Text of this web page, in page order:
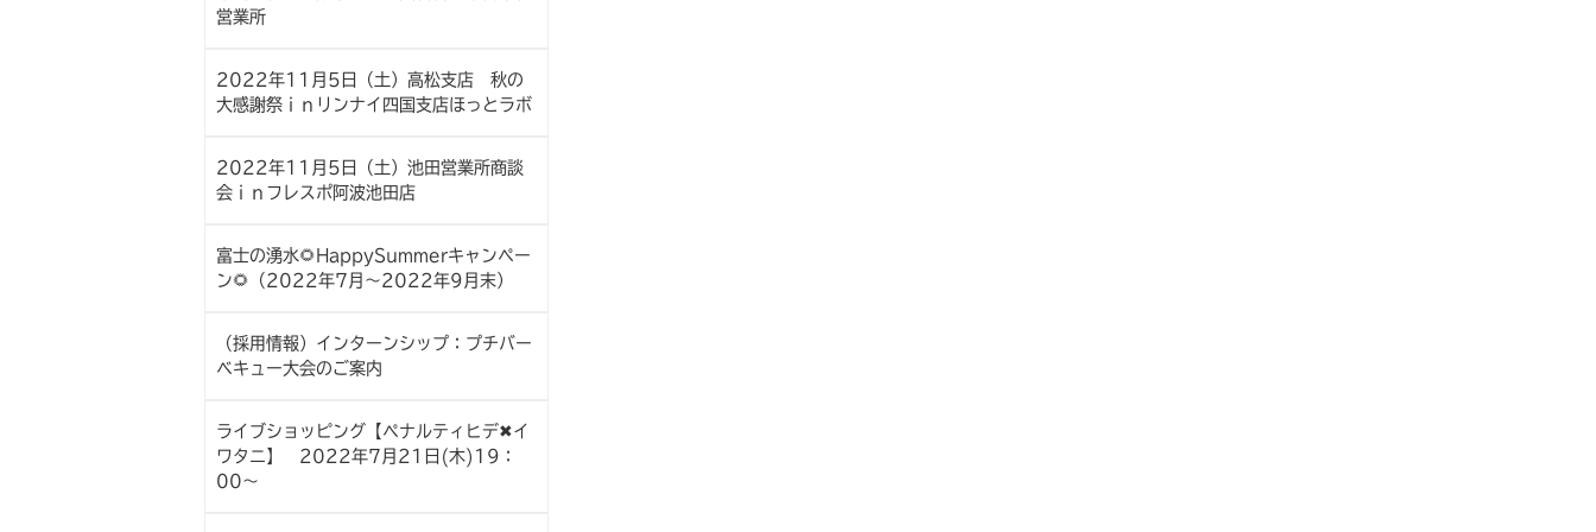
営業所
2022年11月5日（土）高松支店 秋の
大感謝祭ｉｎリンナイ四国支店ほっとラボ
2022年11月5日（土）池田営業所商談
会ｉｎフレスポ阿波池田店
富士の湧水🌻HappySummerキャンペー
ン🌻（2022年7月～2022年9月末）
（採用情報）インターンシップ：プチバー
ベキュー大会のご案内
ライブショッピング【ペナルティヒデ✖イ
ワタニ】 2022年7月21日(木)19：
00～